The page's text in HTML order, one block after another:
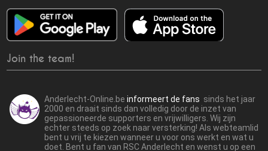
Join the team!
Anderlecht-Online.beinformeert de fans sinds het jaar
2000 en draait sinds dan volledig door de inzet van
gepassioneerde supporters en vrijwilligers. Wij zijn
echter steeds op zoek naar versterking! Als webteamlid
bent u vrij te kiezen wanneer u voor ons werkt en wat u
doet. Bent u fan van RSC Anderlecht en wenst u op een